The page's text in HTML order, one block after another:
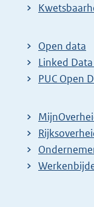
E
t
e
r
l
i
n
k
Open data
Linked
PUC Open
E
x
t
E
x
E